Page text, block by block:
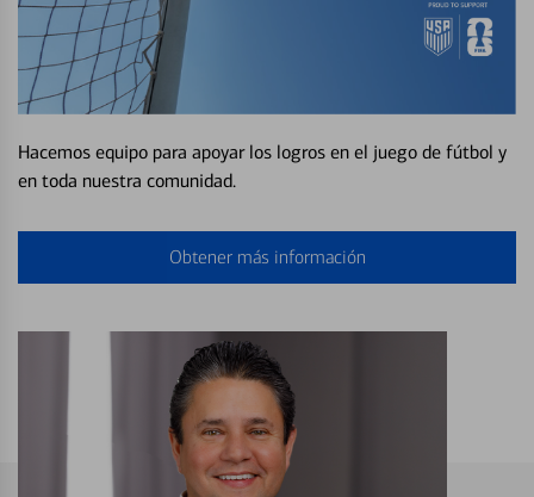
Hacemos equipo para apoyar los logros en el juego de fútbol y
en toda nuestra comunidad.
Obtener más información